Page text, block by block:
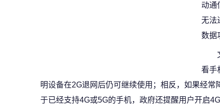
动通
无法
数据
看手
明设备在2G退网后仍可继续使用；相反，如果经
于已经支持4G或5G的手机，政府还提醒用户开启